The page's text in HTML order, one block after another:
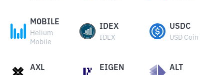
MOBILE
Helium
Mobile
IDEX
IDEX
USDC
USD Coin
AXL EIGEN ALT